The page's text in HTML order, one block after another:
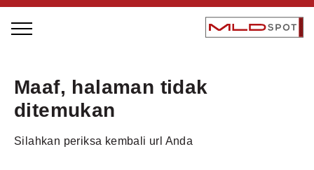
LOCAL GREATNESS
INSPIRING PRODUCTS
Maaf, halaman tidak
ditemukan
Silahkan periksa kembali url Anda